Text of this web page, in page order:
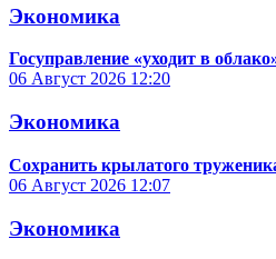
Экономика
Госуправление «уходит в
06 Август 2026 12:20
Экономика
Сохранить крылатого
06 Август 2026 12:07
Экономика